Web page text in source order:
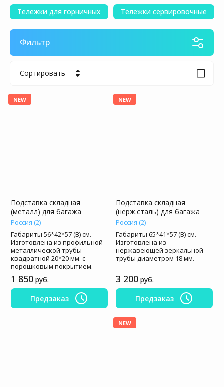
Тележки для горничных Тележки сервировочные
Фильтр
Сортировать
NEW
Подставка складная
(металл) для багажа
Россия (2)
Габариты 56*42*57 (В) см.
Изготовлена из профильной
металлической трубы
квадратной 20*20 мм. с
порошковым покрытием.
1 850 руб.
Предзаказ
NEW
Подставка складная
(нерж.сталь) для багажа
Россия (2)
Габариты 65*41*57 (В) см.
Изготовлена из
нержавеющей зеркальной
трубы диаметром 18 мм.
3 200 руб.
Предзаказ
NEW